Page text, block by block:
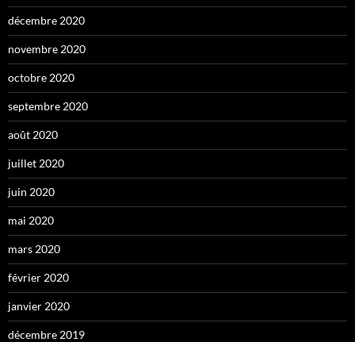
décembre 2020
novembre 2020
octobre 2020
septembre 2020
août 2020
juillet 2020
juin 2020
mai 2020
mars 2020
février 2020
janvier 2020
décembre 2019